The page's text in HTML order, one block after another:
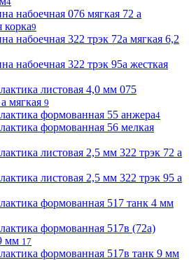
набоечная 076 мягкая 72 а
корка9
набоечная 322 трэк 72а мягкая 6,2
набоечная 322 трэк 95а жесткая
листовая 4,0 мм 075
мягкая 9
формованная 55 анжера4
формованная 56 мелкая
листовая 2,5 мм 322 трэк 72 а
листовая 2,5 мм 322 трэк 95 а
формованная 517 танк 4 мм
формованная 517в (72a)
мм 17
формованная 517в танк 9 мм